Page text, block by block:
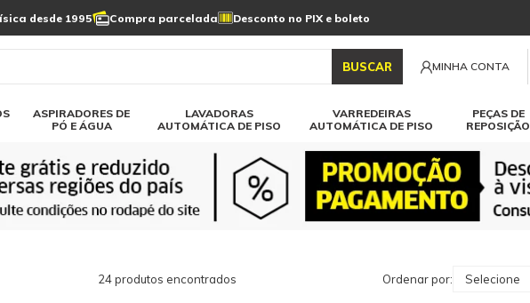
desde 1995 Compra parcelada Desconto no PIX e boleto
BUSCAR MINHA CONTA
ASPIRADORES DE
PÓ E ÁGUA
Linha a bateria
LAVADORAS
AUTOMÁTICA DE PISO
VARREDEIRAS
AUTOMÁTICA DE PISO
PEÇAS DE
REPOSIÇÃO
automática
automática
Varredeiras automática
Limpeza de painel
solar
24 produtos encontrados Ordenar por: